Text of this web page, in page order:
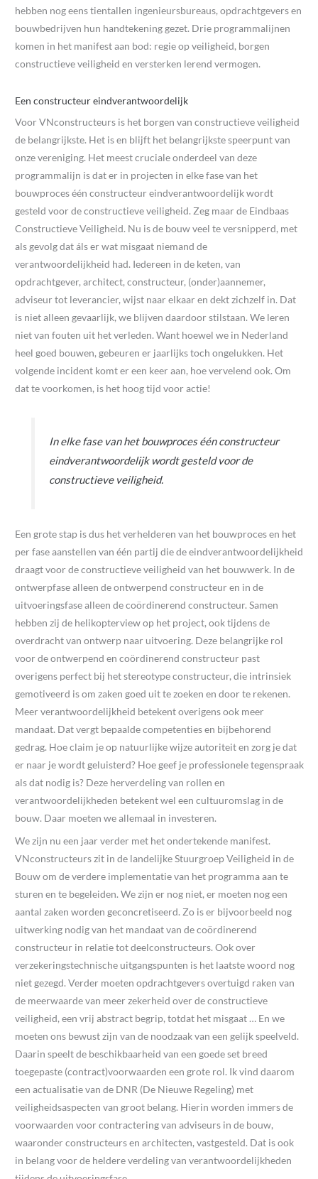
hebben nog eens tientallen ingenieursbureaus, opdrachtgevers en
bouwbedrijven hun handtekening gezet. Drie programmalijnen
komen in het manifest aan bod: regie op veiligheid, borgen
constructieve veiligheid en versterken lerend vermogen.
Een constructeur eindverantwoordelijk
Voor VNconstructeurs is het borgen van constructieve veiligheid
de belangrijkste. Het is en blijft het belangrijkste speerpunt van
onze vereniging. Het meest cruciale onderdeel van deze
programmalijn is dat er in projecten in elke fase van het
bouwproces één constructeur eindverantwoordelijk wordt
gesteld voor de constructieve veiligheid. Zeg maar de Eindbaas
Constructieve Veiligheid. Nu is de bouw veel te versnipperd, met
als gevolg dat áls er wat misgaat niemand de
verantwoordelijkheid had. Iedereen in de keten, van
opdrachtgever, architect, constructeur, (onder)aannemer,
adviseur tot leverancier, wijst naar elkaar en dekt zichzelf in. Dat
is niet alleen gevaarlijk, we blijven daardoor stilstaan. We leren
niet van fouten uit het verleden. Want hoewel we in Nederland
heel goed bouwen, gebeuren er jaarlijks toch ongelukken. Het
volgende incident komt er een keer aan, hoe vervelend ook. Om
dat te voorkomen, is het hoog tijd voor actie!
In elke fase van het bouwproces één constructeur
eindverantwoordelijk wordt gesteld voor de
constructieve veiligheid.
Een grote stap is dus het verhelderen van het bouwproces en het
per fase aanstellen van één partij die de eindverantwoordelijkheid
draagt voor de constructieve veiligheid van het bouwwerk. In de
ontwerpfase alleen de ontwerpend constructeur en in de
uitvoeringsfase alleen de coördinerend constructeur. Samen
hebben zij de helikopterview op het project, ook tijdens de
overdracht van ontwerp naar uitvoering. Deze belangrijke rol
voor de ontwerpend en coördinerend constructeur past
overigens perfect bij het stereotype constructeur, die intrinsiek
gemotiveerd is om zaken goed uit te zoeken en door te rekenen.
Meer verantwoordelijkheid betekent overigens ook meer
mandaat. Dat vergt bepaalde competenties en bijbehorend
gedrag. Hoe claim je op natuurlijke wijze autoriteit en zorg je dat
er naar je wordt geluisterd? Hoe geef je professionele tegenspraak
als dat nodig is? Deze herverdeling van rollen en
verantwoordelijkheden betekent wel een cultuuromslag in de
bouw. Daar moeten we allemaal in investeren.
We zijn nu een jaar verder met het ondertekende manifest.
VNconstructeurs zit in de landelijke Stuurgroep Veiligheid in de
Bouw om de verdere implementatie van het programma aan te
sturen en te begeleiden. We zijn er nog niet, er moeten nog een
aantal zaken worden geconcretiseerd. Zo is er bijvoorbeeld nog
uitwerking nodig van het mandaat van de coördinerend
constructeur in relatie tot deelconstructeurs. Ook over
verzekeringstechnische uitgangspunten is het laatste woord nog
niet gezegd. Verder moeten opdrachtgevers overtuigd raken van
de meerwaarde van meer zekerheid over de constructieve
veiligheid, een vrij abstract begrip, totdat het misgaat … En we
moeten ons bewust zijn van de noodzaak van een gelijk speelveld.
Daarin speelt de beschikbaarheid van een goede set breed
toegepaste (contract)voorwaarden een grote rol. Ik vind daarom
een actualisatie van de DNR (De Nieuwe Regeling) met
veiligheidsaspecten van groot belang. Hierin worden immers de
voorwaarden voor contractering van adviseurs in de bouw,
waaronder constructeurs en architecten, vastgesteld. Dat is ook
in belang voor de heldere verdeling van verantwoordelijkheden